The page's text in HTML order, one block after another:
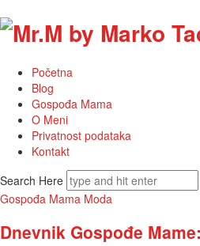
Početna
Blog
Gospođa Mama
O Meni
Privatnost podataka
Kontakt
Search Here
Gospođa Mama Moda
Dnevnik Gospođe